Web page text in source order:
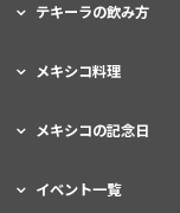
テキーラの飲み方
メキシコ料理
メキシコの記念日
イベント一覧